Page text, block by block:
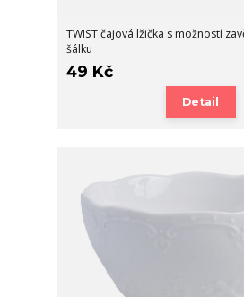
TWIST čajová lžička s možností
šálku
49 Kč
Detail